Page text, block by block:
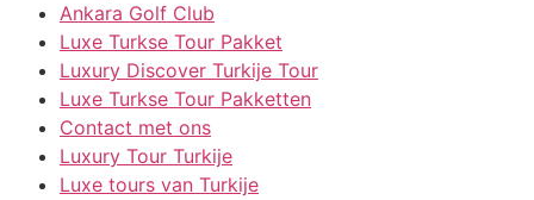
Ankara Golf Club
Luxe Turkse Tour Pakket
Luxury Discover Turkije Tour
Luxe Turkse Tour Pakketten
Contact met ons
Luxury Tour Turkije
Luxe tours van Turkije